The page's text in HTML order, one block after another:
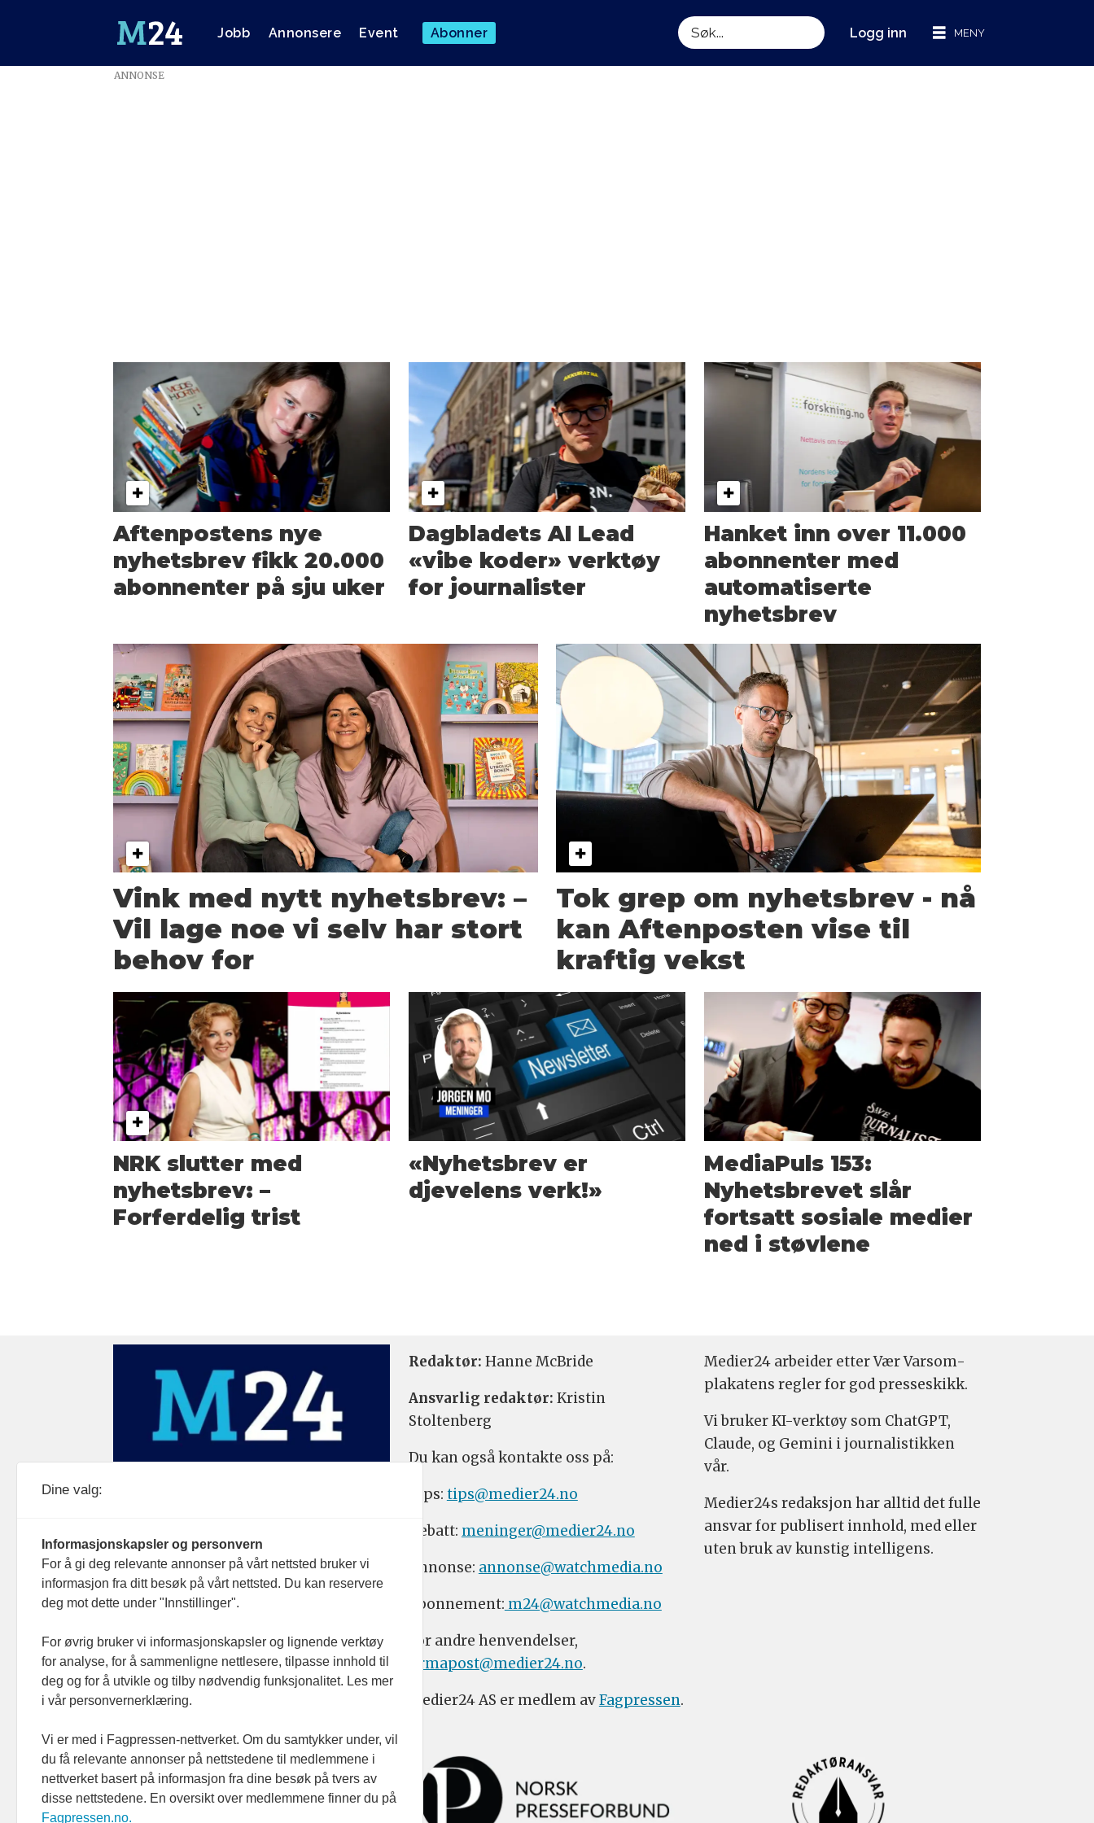
Jobb Annonsere Event Abonner
Søk
Logg inn
Emne:ANNONSE
Aftenpostens nye
nyhetsbrev fikk 20.000
abonnenter på sju uker
Dagbladets AI Lead
«vibe koder» verktøy
for journalister
Hanket inn over 11.000
abonnenter med
automatiserte
nyhetsbrev
Vink med nytt nyhetsbrev: –
Vil lage noe vi selv har stort
behov for
Tok grep om nyhetsbrev - nå
kan Aftenposten vise til
kraftig vekst
NRK slutter med
nyhets­brev: –
Forferdelig trist
«Nyhetsbrev er
djevelens verk!»
MediaPuls 153:
Nyhetsbrevet slår
fortsatt sosiale medier
ned i støvlene
Redaktør: Hanne McBride
Ansvarlig redaktør: Kristin
Stoltenberg
Du kan også kontakte oss på:
Tips: tips@medier24.no
Debatt: meninger@medier24.no
Annonse: annonse@watchmedia.no
Abonnement: m24@watchmedia.no
For andre henvendelser,
firmapost@medier24.no.
Medier24 AS er medlem avFagpressen.
Medier24 arbeider etter Vær Varsom-
plakatens regler for god presseskikk.
Vi bruker KI-verktøy som ChatGPT,
Claude, og Gemini i journalistikken
vår.
Medier24s redaksjon har alltid det fulle
ansvar for publisert innhold, med eller
uten bruk av kunstig intelligens.
Dine valg:
Informasjonskapsler og personvern
For å gi deg relevante annonser på vårt nettsted bruker vi
informasjon fra ditt besøk på vårt nettsted. Du kan reservere
deg mot dette under "Innstillinger".
For øvrig bruker vi informasjonskapsler og lignende verktøy
for analyse, for å sammenligne nettlesere, tilpasse innhold til
deg og for å utvikle og tilby nødvendig funksjonalitet. Les mer
i vår personvernerklæring.
Vi er med i Fagpressen-nettverket. Om du samtykker under, vil
du få relevante annonser på nettstedene til medlemmene i
nettverket basert på informasjon fra dine besøk på tvers av
disse nettstedene. En oversikt over medlemmene finner du på
Fagpressen.no.